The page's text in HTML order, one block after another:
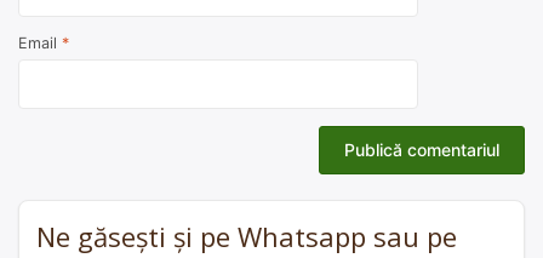
Email *
Ne găsești și pe Whatsapp sau pe